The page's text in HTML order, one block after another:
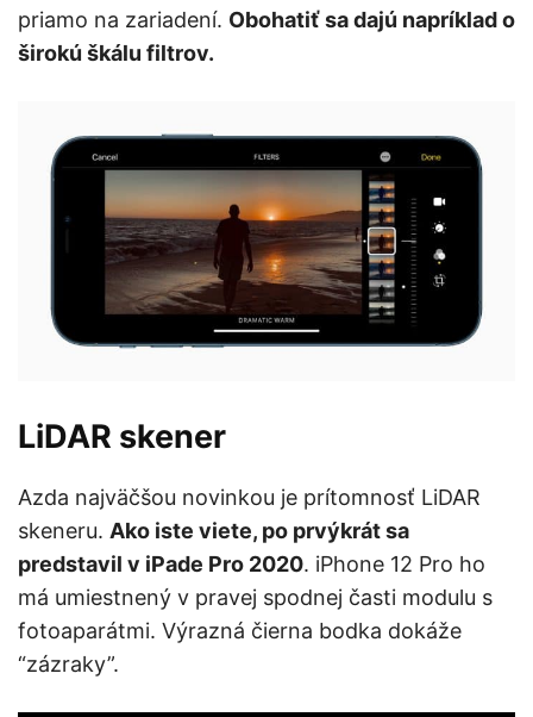
priamo na zariadení. Obohatiť sa dajú napríklad o
širokú škálu filtrov.
LiDAR skener
Azda najväčšou novinkou je prítomnosť LiDAR
skeneru. Ako iste viete, po prvýkrát sa
predstavil v iPade Pro 2020. iPhone 12 Pro ho
má umiestnený v pravej spodnej časti modulu s
fotoaparátmi. Výrazná čierna bodka dokáže
“zázraky”.